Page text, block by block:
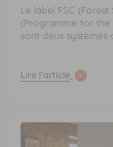
Le label FSC
(Programme for the
sont deux systèmes
Lire l’article